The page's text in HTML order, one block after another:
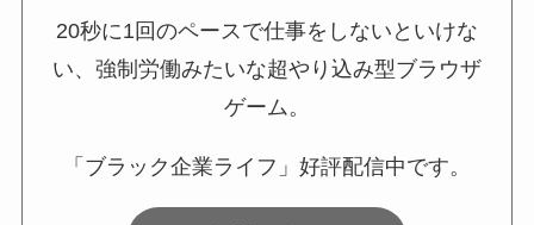
20秒に1回のペースで仕事をしないといけな
い、強制労働みたいな超やり込み型ブラウザ
ゲーム。
「ブラック企業ライフ」好評配信中です。